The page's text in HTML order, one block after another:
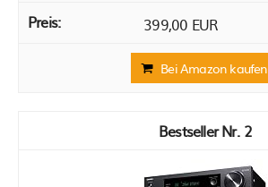
399,00 EUR
Bei Amazon kaufen
2